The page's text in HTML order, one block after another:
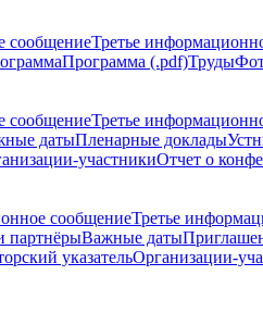
сообщениеТретье
Программа (.pdf)Труды
сообщениеТретье
датыПленарные доклады
участникиОтчет о
сообщениеТретье
партнёрыВажные даты
указательОрганизации-